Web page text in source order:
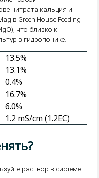
нитрата кальция и
в Green House Feeding
что близко к
в гидропонике.
13.5%
13.1%
0.4%
16.7%
6.0%
1.2 mS/cm (1.2EC)
раствор в системе